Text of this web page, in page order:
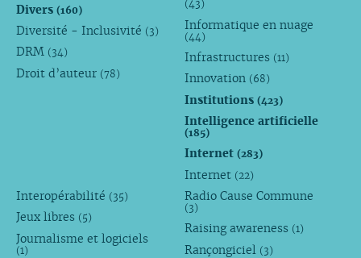
Divers (160)
Diversité - Inclusivité (3)
DRM (34)
Droit d’auteur (78)
(43)
Informatique en nuage
(44)
Infrastructures (11)
Innovation (68)
Institutions(423)
Intelligence artificielle
(185)
Internet(283)
Internet (22)
Interopérabilité (35)
Jeux libres (5)
Journalisme et logiciels
(1)
Radio Cause Commune
(3)
Raising awareness (1)
Rançongiciel (3)